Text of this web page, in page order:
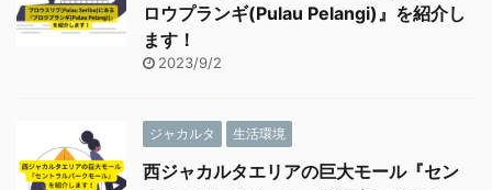
ロウプランギ(Pulau Pelangi)』を紹介し
ます！
2023/9/2
ジャカルタ 生活環境
西ジャカルタエリアの巨大モール『セン